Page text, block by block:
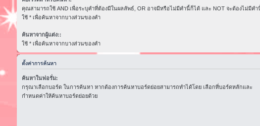
คุณสามารถใช้ AND เพื่อระบุคำที่ต้องมีในผลลัพธ์, OR อาจมีหรือไม่มีคำนี้ก็ได้ และ NOT จะต้องไม่มีคำ
ใช้ * เพื่อค้นหาจากบางส่วนของคำ
ค้นหาจากผู้แต่ง::
ใช้ * เพื่อค้นหาจากบางส่วนของคำ
ตั้งค่าการค้นหา
ค้นหาในฟอรั่ม:
กรุณาเลือกบอร์ด ในการค้นหา หากต้องการค้นหาบอร์ดย่อยสามารถทำได้โดย เลือกที่บอร์ดหลักและ
กำหนดค่าให้ค้นหาบอร์ดย่อยด้วย